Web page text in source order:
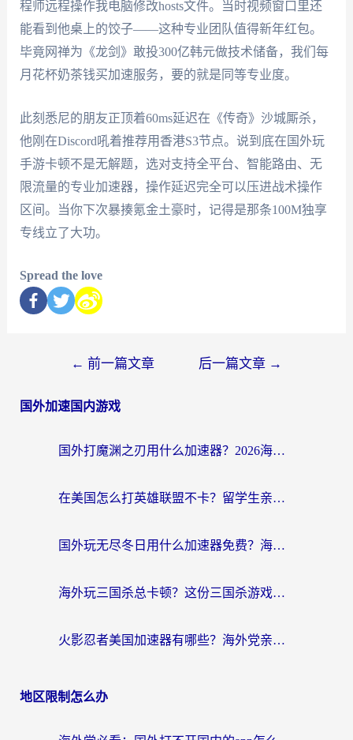
程师远程操作我电脑修改hosts文件。当时视频窗口里还
能看到他桌上的饺子——这种专业团队值得新年红包。
毕竟网禅为《龙剑》敢投300亿韩元做技术储备，我们每
月花杯奶茶钱买加速服务，要的就是同等专业度。
此刻悉尼的朋友正顶着60ms延迟在《传奇》沙城厮杀，
他刚在Discord吼着推荐用香港S3节点。说到底在国外玩
手游卡顿不是无解题，选对支持全平台、智能路由、无
限流量的专业加速器，操作延迟完全可以压进战术操作
区间。当你下次暴揍氪金土豪时，记得是那条100M独享
专线立了大功。
Spread the love
← 前一篇文章 后一篇文章 →
国外加速国内游戏
国外打魔渊之刃用什么加速器？2026海外玩家国服游戏加速全攻略（附闪耀暖暖&复苏的魔女避坑指南）
在美国怎么打英雄联盟不卡？留学生亲测的国服游戏加速全攻略
国外玩无尽冬日用什么加速器免费？海外党国服游戏加速避坑指南
海外玩三国杀总卡顿？这份三国杀游戏加速器指南帮你告别延迟烦恼
火影忍者美国加速器有哪些？海外党亲测的国服游戏加速全攻略（含菲律宾玩三国之刃守望黎明技巧）
地区限制怎么办